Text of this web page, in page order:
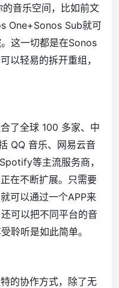
音乐空间，比如前文
One+Sonos Sub就可
这一切都是在Sonos
以轻易的拆开重组，
了全球 100 多家、中
QQ 音乐、网易云音
等主流服务商，
在不断扩展。只需要
可以通过一个APP来
可以把不同平台的音
聆听是如此简单。
的协作方式，除了无